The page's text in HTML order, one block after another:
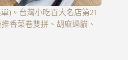
)。台灣小吃百大名店第21
香菜卷雙拼、胡麻過貓、